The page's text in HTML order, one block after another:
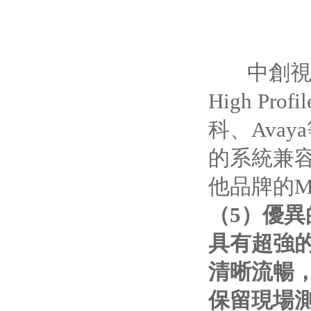
中創視
High
科、
的系統兼
他品牌的
（5）優
具有超強
清晰流暢
保留現場測